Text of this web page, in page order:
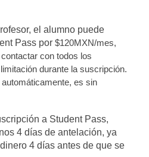
el alumno puede
Pass por $120MXN/mes,
con todos los
durante la suscripción.
es sin
a Student Pass,
4 días de antelación, ya
4 días antes de que se